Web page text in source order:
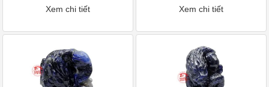
Xem chi tiết Xem chi tiết